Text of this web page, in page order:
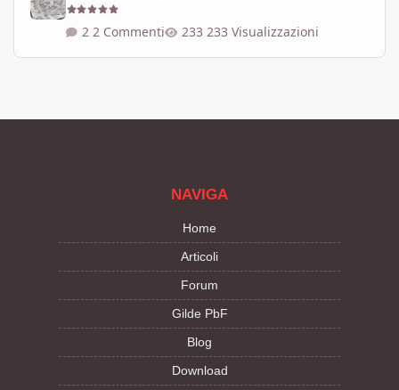
2 Commenti 233 Visualizzazioni
NAVIGA
Home
Articoli
Forum
Gilde PbF
Blog
Download